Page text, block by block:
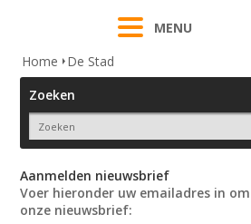
MENU
Home
De Stad
Zoeken
Aanmelden nieuwsbrief
Voer hieronder uw emailadres in
onze nieuwsbrief: